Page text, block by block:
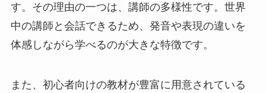
す。その理由の一つは、講師の多様性です。世界
中の講師と会話できるため、発音や表現の違いを
体感しながら学べるのが大きな特徴です。
また、初心者向けの教材が豊富に用意されている